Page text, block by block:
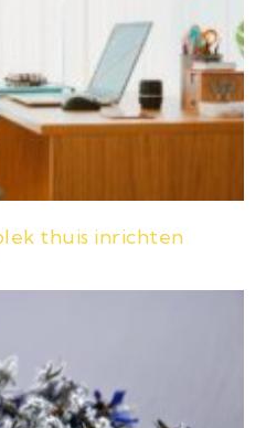
thuis inrichten